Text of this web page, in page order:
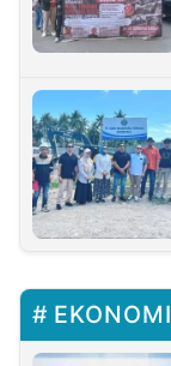
EKONOMI